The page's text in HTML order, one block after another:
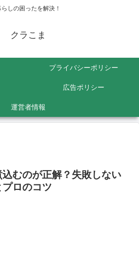
らしの困ったを解決！
クラこま
プライバシーポリシー
広告ポリシー
運営者情報
むのが正解？失敗しない
ロのコツ